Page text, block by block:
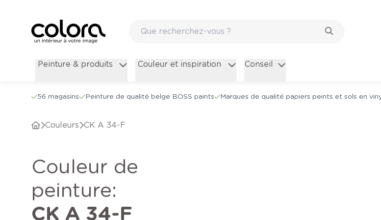
Peinture & produits Couleur et inspiration Conseil
56 magasins Peinture de qualité belge BOSS paints Marques de qualité papiers peints et sols en
Couleurs CK A 34-F
Couleur de
peinture:
CK A 34-F